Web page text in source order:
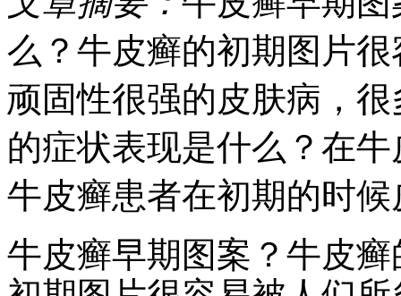
么？牛皮癣的初期图片
顽固性很强的皮肤病，
的症状表现是什么？在
牛皮癣患者在初期的时
牛皮癣早期图案？牛皮